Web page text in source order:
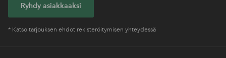
Ryhdy asiakkaaksi
* Katso tarjouksen ehdot rekisteröitymisen yhteydessä